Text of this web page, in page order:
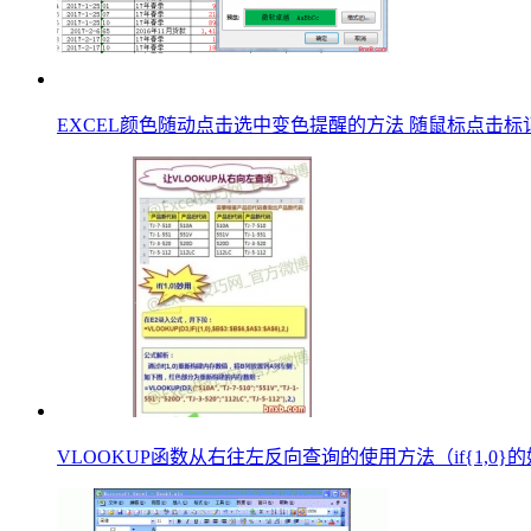
EXCEL颜色随动点击选中变色提醒的方法 随鼠标点击标
VLOOKUP函数从右往左反向查询的使用方法（if{1,0}的